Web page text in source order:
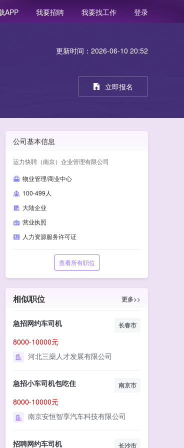
APP 我要招聘 我要找工作 登录
更新时间：2026-06-10 20:52
立即报名
公司基本信息
运力快聘（南京）企业管理有限公司
物业管理/商业中心
100-499人
大陆企业
营业执照
人力资源服务许可证
查看所有职位
相似职位 更多>>
急招网约车司机 长春市
8000-10000元
河北三燊人才发展有限公司
急招小车司机包吃住 南京市
8000-10000元
南京安恒智享汽车科技有限公司
招聘网约车司机 长沙市